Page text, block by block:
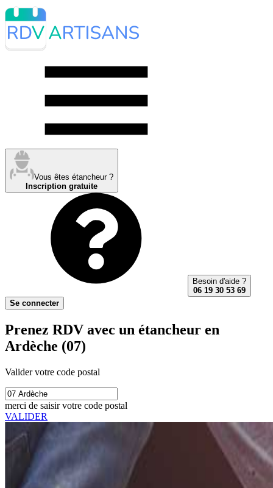
Vous êtes étancheur ?
Inscription gratuite
Besoin d'aide ?
06 19 30 53 69
Se connecter
Prenez RDV avec un étancheur en
Ardèche (07)
Valider votre code postal
merci de saisir votre code postal
VALIDER